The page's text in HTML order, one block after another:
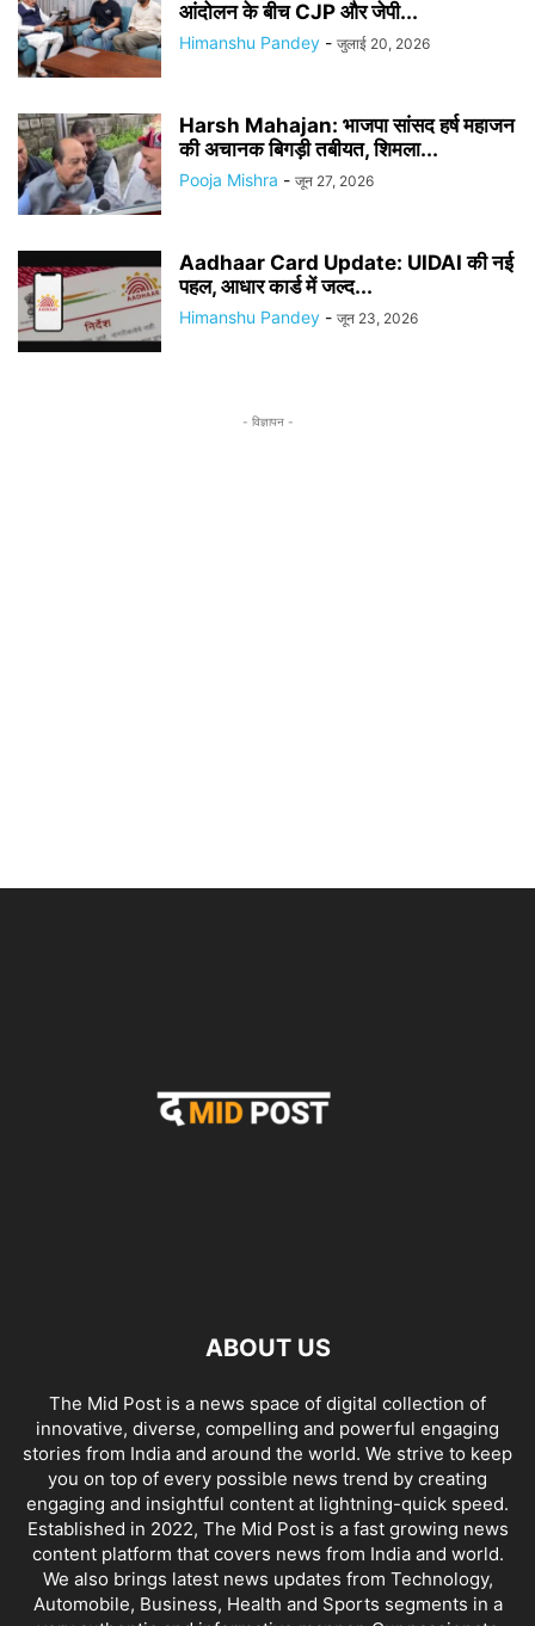
आंदोलन के बीच CJP और जेपी...
Himanshu Pandey - जुलाई 20, 2026
Harsh Mahajan: भाजपा सांसद हर्ष महाजन
की अचानक बिगड़ी तबीयत, शिमला...
Pooja Mishra - जून 27, 2026
Aadhaar Card Update: UIDAI की नई
पहल, आधार कार्ड में जल्द...
Himanshu Pandey - जून 23, 2026
- विज्ञापन -
ABOUT US
The Mid Post is a news space of digital collection of
innovative, diverse, compelling and powerful engaging
stories from India and around the world. We strive to keep
you on top of every possible news trend by creating
engaging and insightful content at lightning-quick speed.
Established in 2022, The Mid Post is a fast growing news
content platform that covers news from India and world.
We also brings latest news updates from Technology,
Automobile, Business, Health and Sports segments in a